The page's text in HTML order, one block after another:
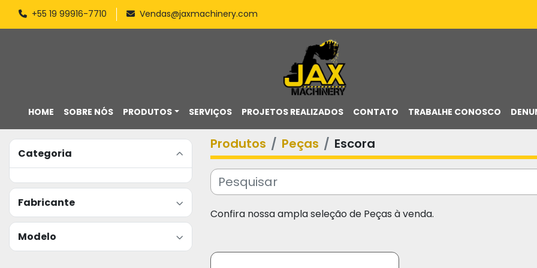
+55 19 99916-7710 Vendas@jaxmachinery.com
HOME PRODUTOS
SOBRE NÓS SERVIÇOS PROJETOS REALIZADOS CONTATO TRABALHE CONOSCO
Categoria
Fabricante
Modelo
Produtos Peças Escora
Confira nossa ampla seleção de Peças à venda.